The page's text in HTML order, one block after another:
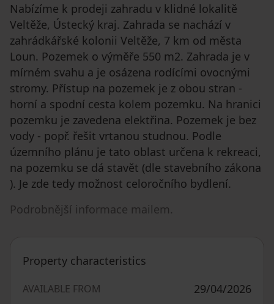
Nabízíme k prodeji zahradu v klidné lokalitě
Veltěže, Ústecký kraj. Zahrada se nachází v
zahrádkářské kolonii Veltěže, 7 km od města
Loun. Pozemek o výměře 550 m2. Zahrada je v
mírném svahu a je osázena rodícími ovocnými
stromy. Přístup na pozemek je z obou stran -
horní a spodní cesta kolem pozemku. Na hranici
pozemku je zavedena elektřina. Pozemek je bez
vody - popř. řešit vrtanou studnou. Podle
územního plánu je tato oblast určena k rekreaci,
na pozemku se dá stavět (dle stavebního zákona
). Je zde tedy možnost celoročního bydlení.
Podrobnější informace mailem.
Property characteristics
AVAILABLE FROM 29/04/2026